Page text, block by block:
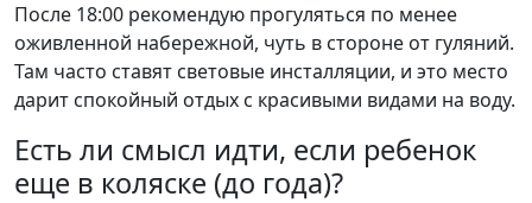
После 18:00 рекомендую прогуляться по менее
оживленной набережной, чуть в стороне от гуляний.
Там часто ставят световые инсталляции, и это место
дарит спокойный отдых с красивыми видами на воду.
Есть ли смысл идти, если ребенок
еще в коляске (до года)?